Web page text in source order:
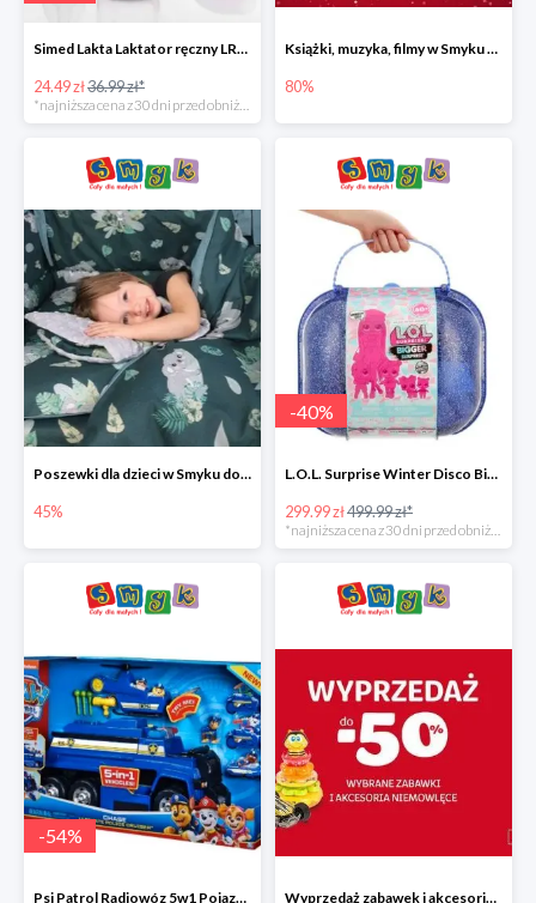
Simed Lakta Laktator ręczny LR-8 -34%
24.49 zł36.99 zł*
*najniższa cena z 30 dni przed obniżką
Książki, muzyka, filmy w Smyku do -80%
80%
Poszewki dla dzieci w Smyku do -45%
45%
-40%
L.O.L. Surprise Winter Disco Bigger Surprise Zestaw laleczek w walizce -40%
299.99 zł499.99 zł*
-54%
Psi Patrol Radiowóz 5w1 Pojazd ratunkowy z figurką Chase'a Wyprzedaż zabawek i akcesoriów niemowlęcych w Smyku do -50%